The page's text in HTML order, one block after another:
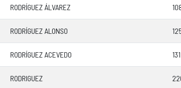
RODRÍGUEZ ÁLVAREZ
RODRÍGUEZ ALONSO
RODRÍGUEZ ACEVEDO 131
RODRIGUEZ